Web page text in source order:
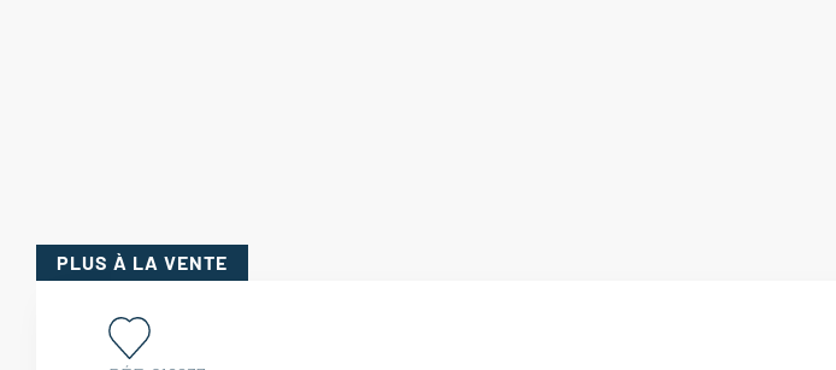
PLUS À LA VENTE